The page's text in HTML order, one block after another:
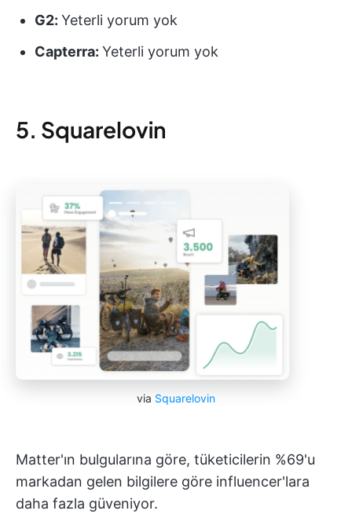
G2: Yeterli yorum yok
Capterra: Yeterli yorum yok
5. Squarelovin
via Squarelovin
Matter'ın bulgularına göre, tüketicilerin %69'u
markadan gelen bilgilere göre influencer'lara
daha fazla güveniyor.